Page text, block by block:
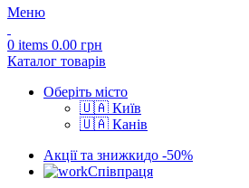
Меню
0 items 0.00 грн
Каталог товарів
Оберіть місто
🇺🇦 Київ
🇺🇦 Канів
Акції та знижкидо -50%
Співпраця